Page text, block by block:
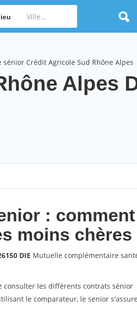
Crédit Agricole Sud Rhône Alpes
Alpes
: comment
moins chères
DIE Mutuelle complémentaire
consulter les différents contrats sénior
le comparateur, le senior